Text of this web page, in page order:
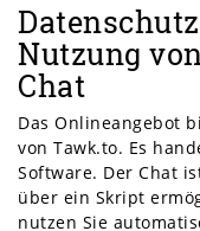
Nutzung
Chat
Das Onlineangebot
von Tawk.to. Es
Software. Der Chat
über ein Skript
nutzen Sie